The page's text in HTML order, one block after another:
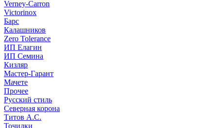
Verney-Carron
Victorinox
Барс
Калашников
Zero Tolerance
ИП Елагин
ИП Семина
Кизляр
Мастер-Гарант
Мачете
Прочее
Русский стиль
Северная корона
Титов А.С.
Точилки